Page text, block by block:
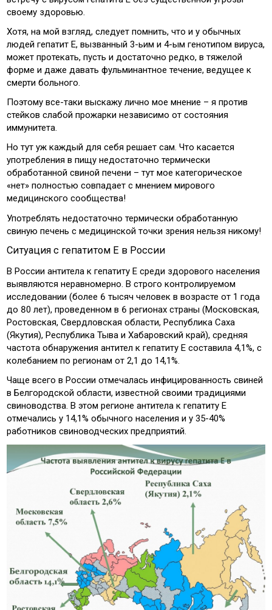
своему здоровью.
Хотя, на мой взгляд, следует помнить, что и у обычных
людей гепатит Е, вызванный 3-ьим и 4-ым генотипом вируса,
может протекать, пусть и достаточно редко, в тяжелой
форме и даже давать фульминантное течение, ведущее к
смерти больного.
Поэтому все-таки выскажу лично мое мнение – я против
стейков слабой прожарки независимо от состояния
иммунитета.
Но тут уж каждый для себя решает сам. Что касается
употребления в пищу недостаточно термически
обработанной свиной печени – тут мое категорическое
«нет» полностью совпадает с мнением мирового
медицинского сообщества!
Употреблять недостаточно термически обработанную
свиную печень с медицинской точки зрения нельзя никому!
Ситуация с гепатитом Е в России
В России антитела к гепатиту Е среди здорового населения
выявляются неравномерно. В строго контролируемом
исследовании (более 6 тысяч человек в возрасте от 1 года
до 80 лет), проведенном в 6 регионах страны (Московская,
Ростовская, Свердловская области, Республика Саха
(Якутия), Республика Тыва и Хабаровский край), средняя
частота обнаружения антител к гепатиту Е составила 4,1%, с
колебанием по регионам от 2,1 до 14,1%.
Чаще всего в России отмечалась инфицированность свиней
в Белгородской области, известной своими традициями
свиноводства. В этом регионе антитела к гепатиту Е
отмечались у 14,1% обычного населения и у 35-40%
работников свиноводческих предприятий.